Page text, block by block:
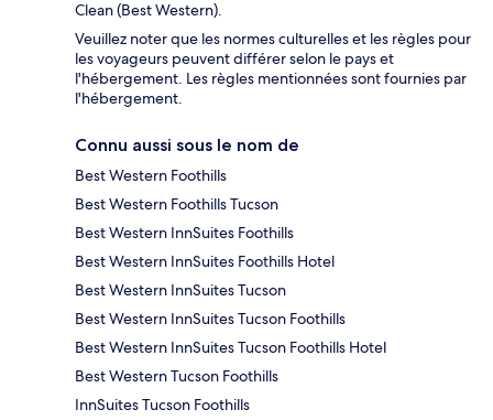
Clean (Best Western).
Veuillez noter que les normes culturelles et les règles pour
les voyageurs peuvent différer selon le pays et
l'hébergement. Les règles mentionnées sont fournies par
l'hébergement.
Connu aussi sous le nom de
Best Western Foothills
Best Western Foothills Tucson
Best Western InnSuites Foothills
Best Western InnSuites Foothills Hotel
Best Western InnSuites Tucson
Best Western InnSuites Tucson Foothills
Best Western InnSuites Tucson Foothills Hotel
Best Western Tucson Foothills
InnSuites Tucson Foothills